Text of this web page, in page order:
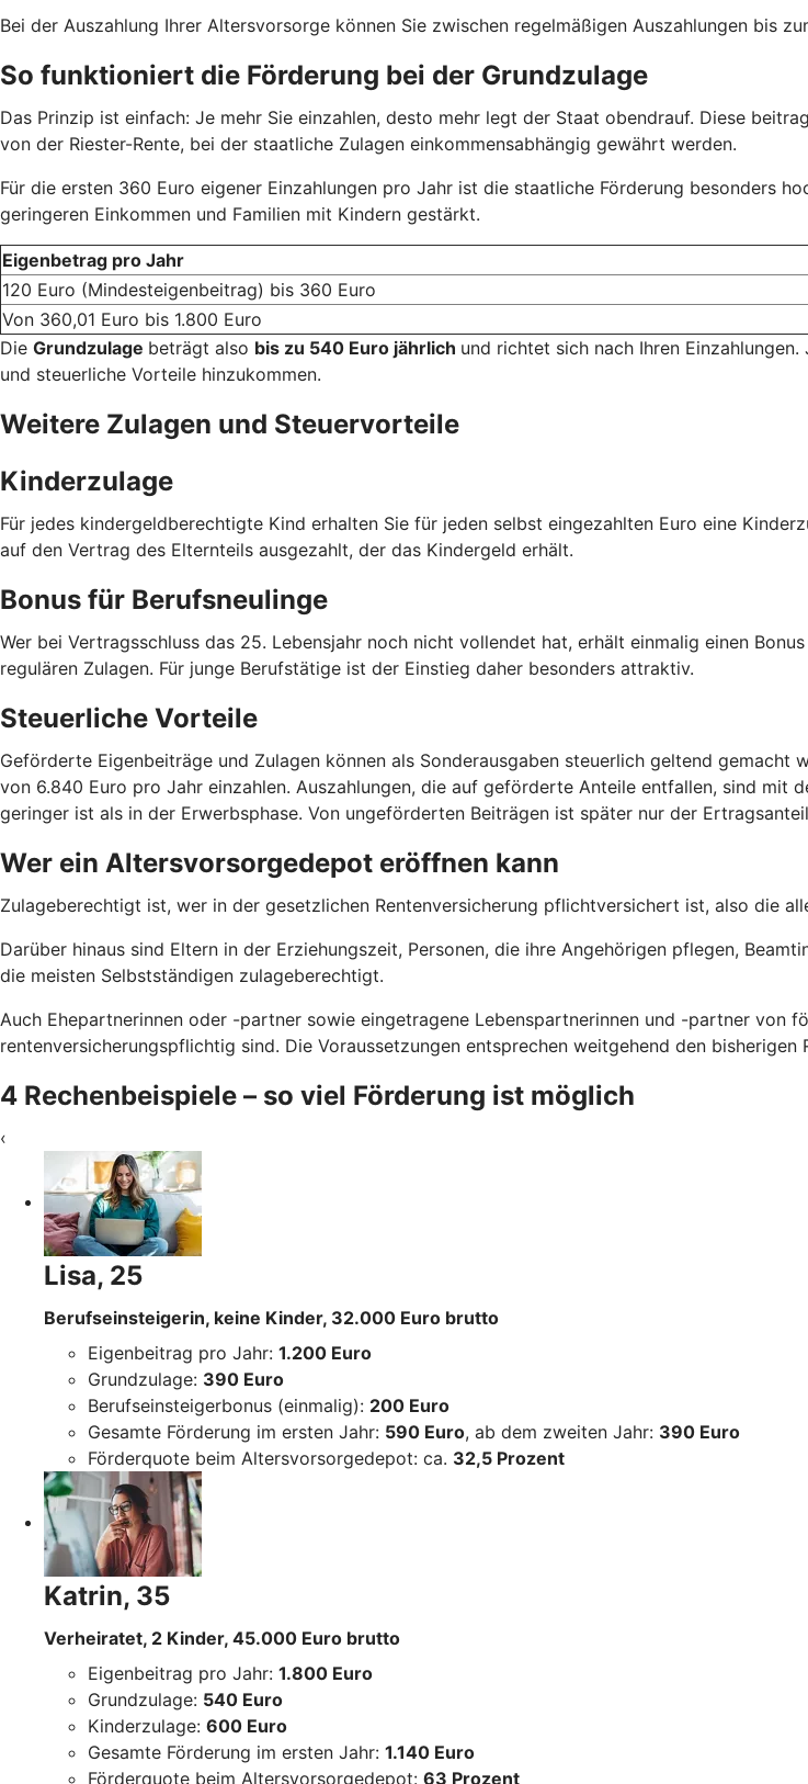
Bei der Auszahlung Ihrer Altersvorsorge können Sie zwischen regelmäßigen Auszahlungen bis
So funktioniert die Förderung bei der Grundzulage
Das Prinzip ist einfach: Je mehr Sie einzahlen, desto mehr legt der Staat obendrauf. Diese
von der Riester-Rente, bei der staatliche Zulagen einkommensabhängig gewährt werden.
Für die ersten 360 Euro eigener Einzahlungen pro Jahr ist die staatliche Förderung besonders
geringeren Einkommen und Familien mit Kindern gestärkt.
Eigenbetrag pro Jahr
120 Euro (Mindesteigenbeitrag) bis 360 Euro
Von 360,01 Euro bis 1.800 Euro
Die Grundzulage beträgt also bis zu 540 Euro jährlich und richtet sich nach Ihren
und steuerliche Vorteile hinzukommen.
Weitere Zulagen und Steuervorteile
Kinderzulage
Für jedes kindergeldberechtigte Kind erhalten Sie für jeden selbst eingezahlten Euro eine
auf den Vertrag des Elternteils ausgezahlt, der das Kindergeld erhält.
Bonus für Berufsneulinge
Wer bei Vertragsschluss das 25. Lebensjahr noch nicht vollendet hat, erhält einmalig einen
regulären Zulagen. Für junge Berufstätige ist der Einstieg daher besonders attraktiv.
Steuerliche Vorteile
Geförderte Eigenbeiträge und Zulagen können als Sonderausgaben steuerlich geltend
von 6.840 Euro pro Jahr einzahlen. Auszahlungen, die auf geförderte Anteile entfallen, sind mit
geringer ist als in der Erwerbsphase. Von ungeförderten Beiträgen ist später nur der
Wer ein Altersvorsorgedepot eröffnen kann
Zulageberechtigt ist, wer in der gesetzlichen Rentenversicherung pflichtversichert ist, also die
Darüber hinaus sind Eltern in der Erziehungszeit, Personen, die ihre Angehörigen pflegen,
die meisten Selbstständigen zulageberechtigt.
Auch Ehepartnerinnen oder -partner sowie eingetragene Lebenspartnerinnen und -partner von
rentenversicherungspflichtig sind. Die Voraussetzungen entsprechen weitgehend den bisherigen
4 Rechenbeispiele – so viel Förderung ist möglich
‹
Lisa, 25
Berufseinsteigerin, keine Kinder, 32.000 Euro brutto
Eigenbeitrag pro Jahr: 1.200 Euro
Grundzulage: 390 Euro
Berufseinsteigerbonus (einmalig): 200 Euro
Gesamte Förderung im ersten Jahr: 590 Euro, ab dem zweiten Jahr: 390 Euro
Förderquote beim Altersvorsorgedepot: ca. 32,5 Prozent
Katrin, 35
Verheiratet, 2 Kinder, 45.000 Euro brutto
Eigenbeitrag pro Jahr: 1.800 Euro
Grundzulage: 540 Euro
Kinderzulage: 600 Euro
Gesamte Förderung im ersten Jahr: 1.140 Euro
Förderquote beim Altersvorsorgedepot: 63 Prozent